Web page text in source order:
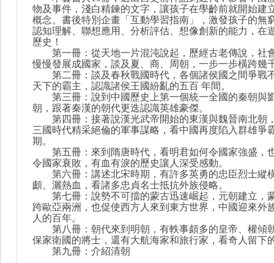
物及事件，淺白精鍊的文字，讓孩子在學齡前就開始建
概念。書後特別企畫「互動學習指南」，激發孩子的無
認知理解、聯想應用、分析評估、想像創新的能力，在
歷史！
第一冊：從天地一片混沌說起，歷經古老傳說，社
慢慢發展成國家，談及夏、商、周朝，一步一步橫跨幾
第二冊：談及春秋戰國時代，各個諸侯國之間爭戰
天下的霸主，認識諸侯王國紛亂的五百 年間。
第三冊：說到中國歷史上第一個統一全國的秦朝與
朝，跟著秦漢的朝代更迭認識英雄豪傑。
第四冊：接著說漢光武帝開始的東漢與魏晉南北朝
三國時代精采絕倫的軍事謀略，看中國再度陷入群雄爭
期。
第五冊：來到隋唐時代，看明君如何令國家強盛，
令國家衰敗，有血有淚的歷史讓人深受感動。
第六冊：講述北宋時期，有許多英勇的忠臣烈士縱
顱、灑熱血，看諸多忠貞名士抵抗外族侵略。
第七冊：說勢不可擋的蒙古迅速崛起，元朝建立，
跨歐亞兩洲，也促使西方人來到東方世界，中國迎來外
人的百年。
第八冊：朝代來到明朝，有軼事頗多的皇帝、權傾
保家衛國的將士，還有大航海家和旅行家，看奇人留下
第九冊：介紹清朝